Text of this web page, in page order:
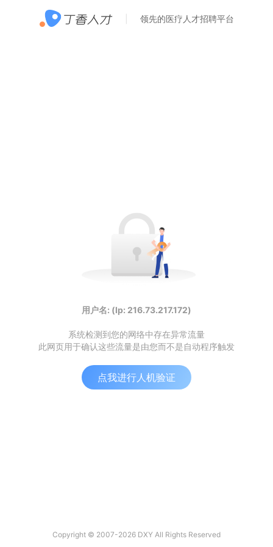
领先的医疗人才招聘平台
用户名: (Ip: 216.73.217.172)
系统检测到您的网络中存在异常流量
此网页用于确认这些流量是由您而不是自动程序触发
点我进行人机验证
Copyright © 2007-2026 DXY All Rights Reserved